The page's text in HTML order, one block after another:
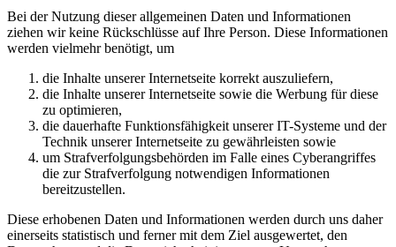
Bei der Nutzung dieser allgemeinen Daten und Informationen
ziehen wir keine Rückschlüsse auf Ihre Person. Diese Informationen
werden vielmehr benötigt, um
die Inhalte unserer Internetseite korrekt auszuliefern,
die Inhalte unserer Internetseite sowie die Werbung für diese
zu optimieren,
die dauerhafte Funktionsfähigkeit unserer IT-Systeme und der
Technik unserer Internetseite zu gewährleisten sowie
um Strafverfolgungsbehörden im Falle eines Cyberangriffes
die zur Strafverfolgung notwendigen Informationen
bereitzustellen.
Diese erhobenen Daten und Informationen werden durch uns daher
einerseits statistisch und ferner mit dem Ziel ausgewertet, den